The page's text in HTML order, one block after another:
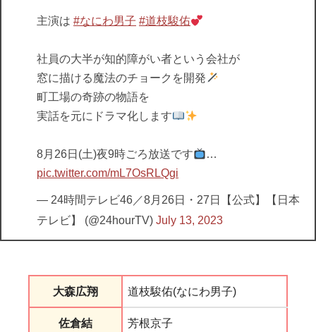
主演は #なにわ男子 #道枝駿佑
社員の大半が知的障がい者という会社が
窓に描ける魔法のチョークを開発
町工場の奇跡の物語を
実話を元にドラマ化します
8月26日(土)夜9時ごろ放送です
…
pic.twitter.com/mL7OsRLQgi
— 24時間テレビ46／8月26日・27日【公式】【日本
テレビ】 (@24hourTV) July 13, 2023
大森広翔 道枝駿佑(なにわ男子)
佐倉結 芳根京子